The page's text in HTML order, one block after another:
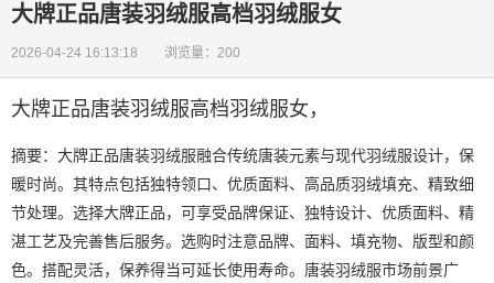
大牌正品唐装羽绒服高档羽绒服女
2026-04-24 16:13:18 浏览量：200
大牌正品唐装羽绒服高档羽绒服女 ，
摘要：大牌正品唐装羽绒服融合传统唐装元素与现代羽绒服设计，保
暖时尚。其特点包括独特领口、优质面料、高品质羽绒填充、精致细
节处理。选择大牌正品，可享受品牌保证、独特设计、优质面料、精
湛工艺及完善售后服务。选购时注意品牌、面料、填充物、版型和颜
色。搭配灵活，保养得当可延长使用寿命。唐装羽绒服市场前景广